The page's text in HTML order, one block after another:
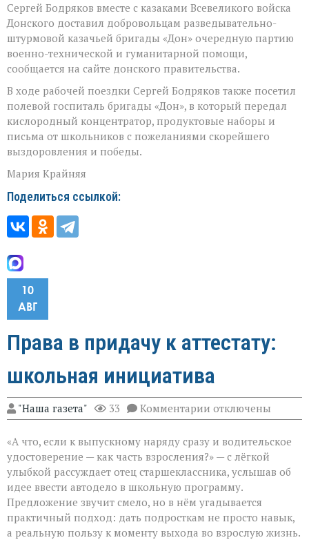
Сергей Бодряков вместе с казаками Всевеликого войска
Донского доставил добровольцам разведывательно-
штурмовой казачьей бригады «Дон» очередную партию
военно-технической и гуманитарной помощи,
сообщается на сайте донского правительства.
В ходе рабочей поездки Сергей Бодряков также посетил
полевой госпиталь бригады «Дон», в который передал
кислородный концентратор, продуктовые наборы и
письма от школьников с пожеланиями скорейшего
выздоровления и победы.
Мария Крайняя
Поделиться ссылкой:
10
АВГ
Права в придачу к аттестату:
школьная инициатива
"Наша газета" 33 Комментарии к
записи
в
придачу
аттестату:
школьная
инициатива
отключены
«А что, если к выпускному наряду сразу и водительское
удостоверение — как часть взросления?» — с лёгкой
улыбкой рассуждает отец старшеклассника, услышав об
идее ввести автодело в школьную программу.
Предложение звучит смело, но в нём угадывается
практичный подход: дать подросткам не просто навык,
а реальную пользу к моменту выхода во взрослую жизнь.